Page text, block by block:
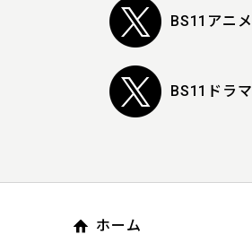
BS11アニメ
BS11ドラマ
ホーム